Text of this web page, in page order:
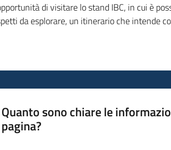
di visitare lo stand IBC, in cui è
da esplorare, un itinerario che intende
Quanto sono chiare le
pagina?